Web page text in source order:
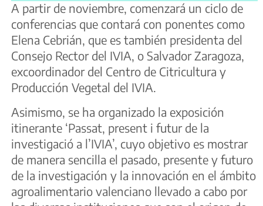
A partir de noviembre, comenzará un ciclo de
conferencias que contará con ponentes como
Elena Cebrián, que es también presidenta del
Consejo Rector del IVIA, o Salvador Zaragoza,
excoordinador del Centro de Citricultura y
Producción Vegetal del IVIA.
Asimismo, se ha organizado la exposición
itinerante ‘Passat, present i futur de la
investigació a l’IVIA’, cuyo objetivo es mostrar
de manera sencilla el pasado, presente y futuro
de la investigación y la innovación en el ámbito
agroalimentario valenciano llevado a cabo por